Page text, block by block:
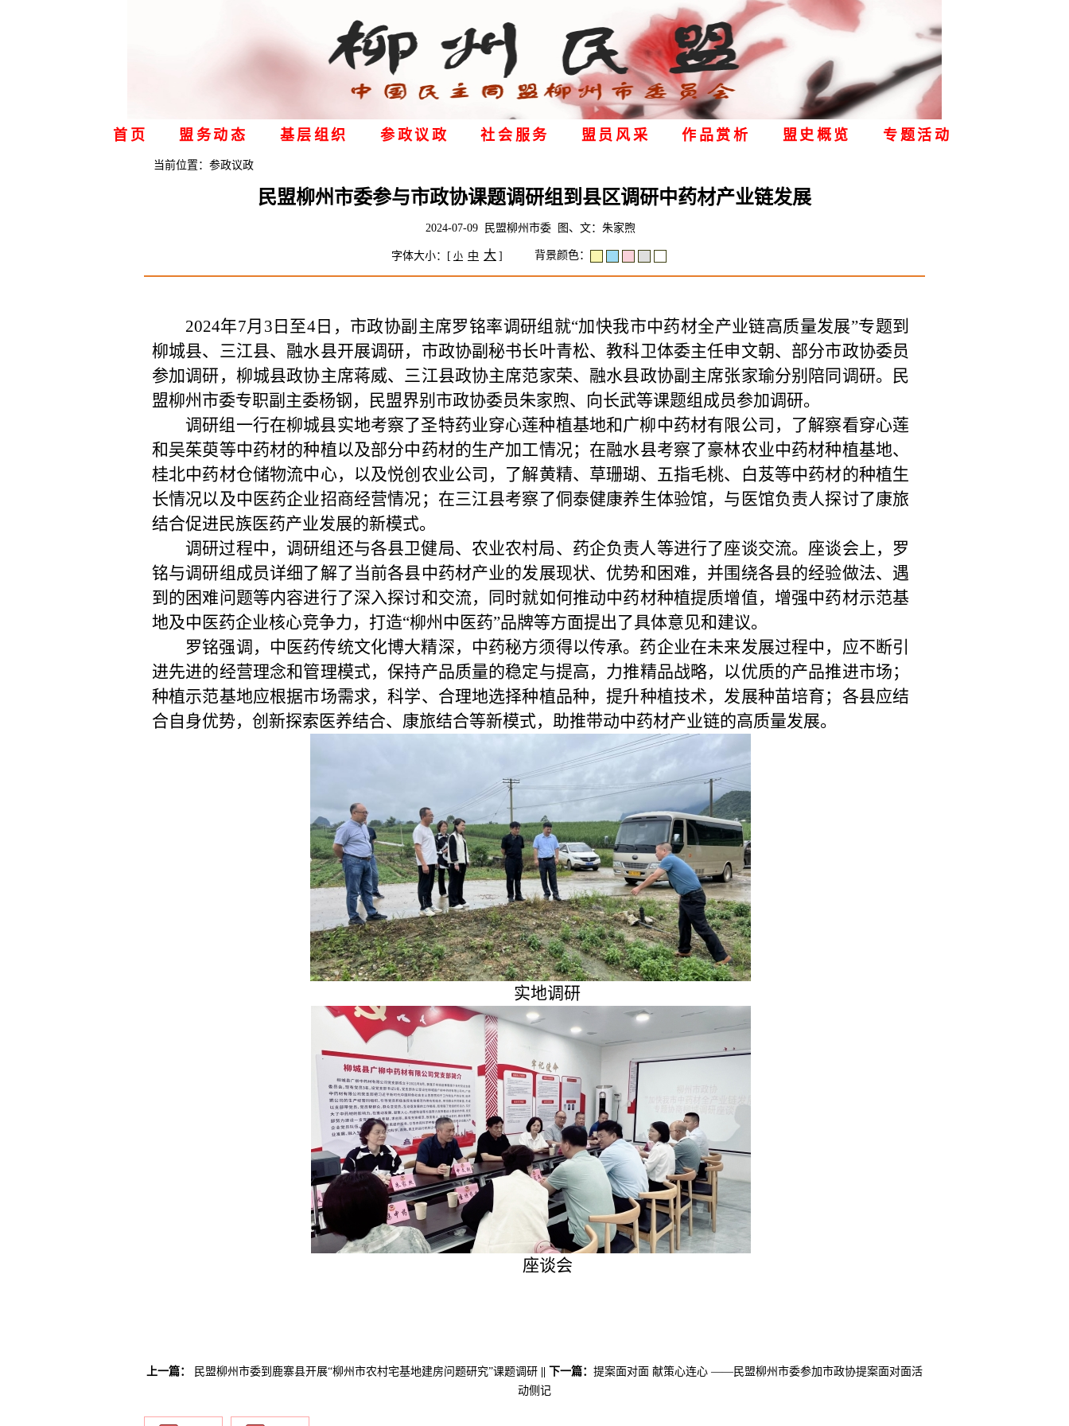
首页 盟务动态 基层组织 参政议政 社会服务 盟员风采 作品赏析 盟史概览 专题活动
当前位置： 参政议政
民盟柳州市委参与市政协课题调研组到县区调研中药材产业链发展
2024-07-09 民盟柳州市委 图、文：朱家煦
字体大小：[ 小 中 大 ] 背景颜色：
2024年7月3日至4日，市政协副主席罗铭率调研组就“加快我市中药材全产业链高质量发展”专题到
柳城县、三江县、融水县开展调研，市政协副秘书长叶青松、教科卫体委主任申文朝、部分市政协委员
参加调研，柳城县政协主席蒋威、三江县政协主席范家荣、融水县政协副主席张家瑜分别陪同调研。民
盟柳州市委专职副主委杨钢，民盟界别市政协委员朱家煦、向长武等课题组成员参加调研。
调研组一行在柳城县实地考察了圣特药业穿心莲种植基地和广柳中药材有限公司，了解察看穿心莲
和吴茱萸等中药材的种植以及部分中药材的生产加工情况；在融水县考察了豪林农业中药材种植基地、
桂北中药材仓储物流中心，以及悦创农业公司，了解黄精、草珊瑚、五指毛桃、白芨等中药材的种植生
长情况以及中医药企业招商经营情况；在三江县考察了侗泰健康养生体验馆，与医馆负责人探讨了康旅
结合促进民族医药产业发展的新模式。
调研过程中，调研组还与各县卫健局、农业农村局、药企负责人等进行了座谈交流。座谈会上，罗
铭与调研组成员详细了解了当前各县中药材产业的发展现状、优势和困难，并围绕各县的经验做法、遇
到的困难问题等内容进行了深入探讨和交流，同时就如何推动中药材种植提质增值，增强中药材示范基
地及中医药企业核心竞争力，打造“柳州中医药”品牌等方面提出了具体意见和建议。
罗铭强调，中医药传统文化博大精深，中药秘方须得以传承。药企业在未来发展过程中，应不断引
进先进的经营理念和管理模式，保持产品质量的稳定与提高，力推精品战略，以优质的产品推进市场；
种植示范基地应根据市场需求，科学、合理地选择种植品种，提升种植技术，发展种苗培育；各县应结
合自身优势，创新探索医养结合、康旅结合等新模式，助推带动中药材产业链的高质量发展。
实地调研
座谈会
上一篇： 民盟柳州市委到鹿寨县开展“柳州市农村宅基地建房问题研究”课题调研 下一篇： 提案面对面 献策心连心 ——民盟柳州市委参加市政协提案面对面活
动侧记